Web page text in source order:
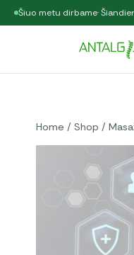
Šiuo metu dirbame·
Home / Shop /